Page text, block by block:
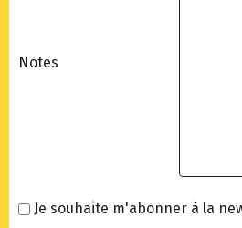
Notes
Je souhaite m'abonner à la